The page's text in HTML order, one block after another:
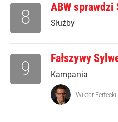
ABW
Służby
8
Fałszywy
Kampania
9
Wiktor Ferfecki